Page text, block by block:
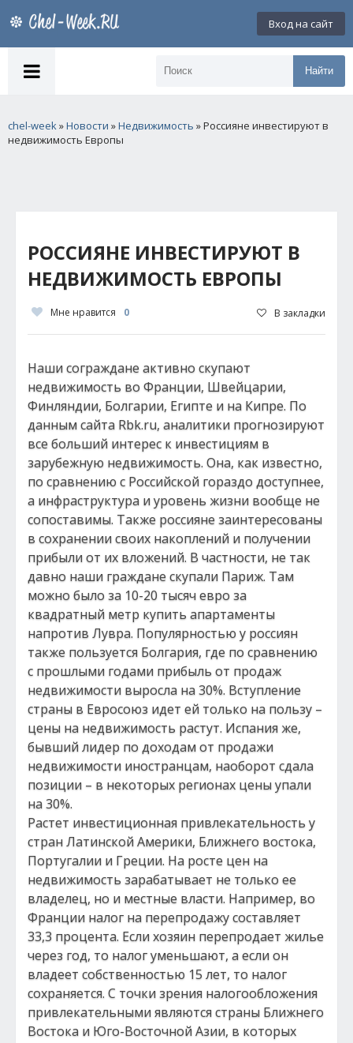
Вход на сайт
Найти
chel-week»Новости »Недвижимость » Россияне инвестируют в
недвижимость Европы
РОССИЯНЕ ИНВЕСТИРУЮТ В
НЕДВИЖИМОСТЬ ЕВРОПЫ
Мне нравится 0 В закладки
Наши сограждане активно скупают
недвижимость во Франции, Швейцарии,
Финляндии, Болгарии, Египте и на Кипре. По
данным сайта Rbk.ru, аналитики прогнозируют
все больший интерес к инвестициям в
зарубежную недвижимость. Она, как известно,
по сравнению с Российской гораздо доступнее,
а инфраструктура и уровень жизни вообще не
сопоставимы. Также россияне заинтересованы
в сохранении своих накоплений и получении
прибыли от их вложений. В частности, не так
давно наши граждане скупали Париж. Там
можно было за 10-20 тысяч евро за
квадратный метр купить апартаменты
напротив Лувра. Популярностью у россиян
также пользуется Болгария, где по сравнению
с прошлыми годами прибыль от продаж
недвижимости выросла на 30%. Вступление
страны в Евросоюз идет ей только на пользу –
цены на недвижимость растут. Испания же,
бывший лидер по доходам от продажи
недвижимости иностранцам, наоборот сдала
позиции – в некоторых регионах цены упали
на 30%.
Растет инвестиционная привлекательность у
стран Латинской Америки, Ближнего востока,
Португалии и Греции. На росте цен на
недвижимость зарабатывает не только ее
владелец, но и местные власти. Например, во
Франции налог на перепродажу составляет
33,3 процента. Если хозяин перепродает жилье
через год, то налог уменьшают, а если он
владеет собственностью 15 лет, то налог
сохраняется. С точки зрения налогообложения
привлекательными являются страны Ближнего
Востока и Юго-Восточной Азии, в которых